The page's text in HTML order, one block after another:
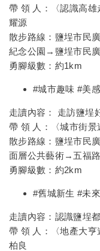
帶 領 人：〈認識高
耀源
散步路線：鹽埕市民
紀念公園→鹽埕市民
勇腳級數：約1km
#城市趣味 #美
走讀內容： 走訪鹽埕
帶 領 人：〈城市街
散步路線：鹽埕市民
面層公共藝術→五福
勇腳級數：約2km
#舊城新生 #未
走讀內容：認識鹽埕
帶 領 人：〈地產大亨
柏良